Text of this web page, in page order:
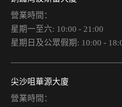
營業時間：
星期一至六: 10:00 - 21:00
星期日及公眾假期: 10:00 -
尖沙咀華源大廈
營業時間：